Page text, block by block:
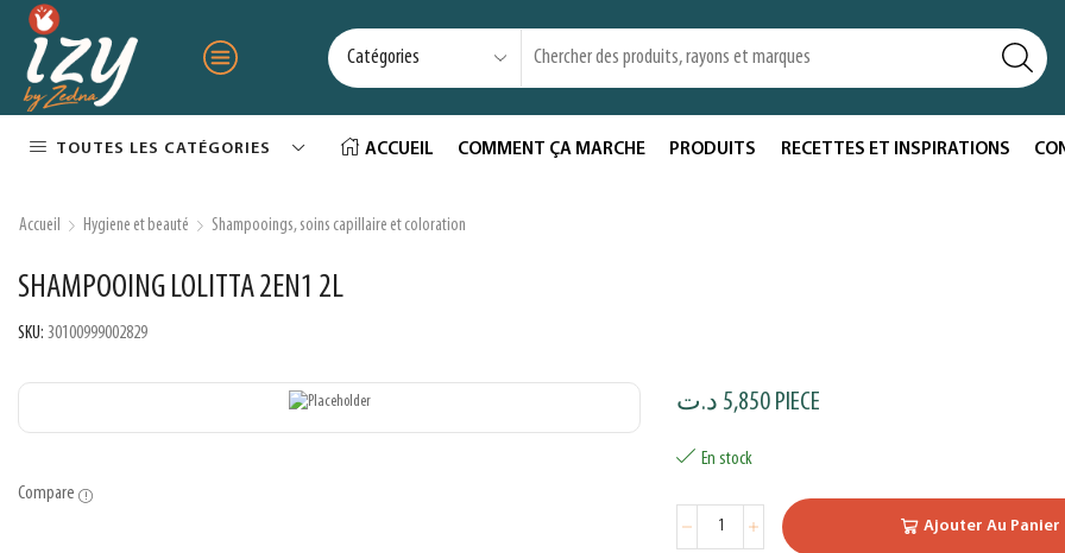
TOUTES LES CATÉGORIES ACCUEIL COMMENT ÇA MARCHE PRODUITS RECETTES ET INSPIRATIONS
Accueil Hygiene et beauté Shampooings, soins capillaire et coloration
SHAMPOOING LOLITTA 2EN1 2L
SKU: 30100999002829
Compare
5,850 د.ت PIECE
En stock
Ajouter Au Panier